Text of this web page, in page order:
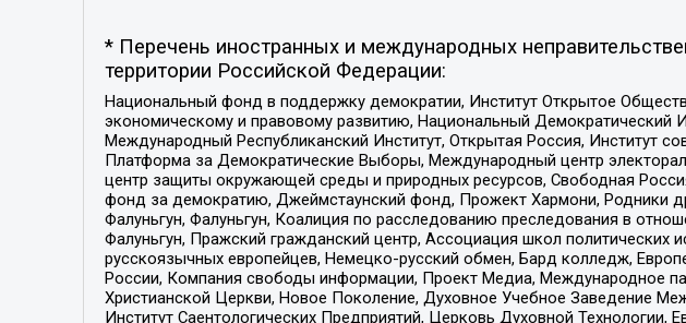
* Перечень иностранных и международных
территории Российской Федерации:
Национальный фонд в поддержку демократии, Институт Открытое
экономическому и правовому развитию, Национальный Демократический
Международный Республиканский Институт, Открытая Россия, Институт
Платформа за Демократические Выборы, Международный центр
центр защиты окружающей среды и природных ресурсов, Свободная
фонд за демократию, Джеймстаунский фонд, Прожект Хармони, Родники
Фалуньгун, Фалуньгун, Коалиция по расследованию преследования в
Фалуньгун, Пражский гражданский центр, Ассоциация школ
русскоязычных европейцев, Немецко-русский обмен, Бард колледж,
России, Компания свободы информации, Проект Медиа, Международное
Христианской Церкви, Новое Поколение, Духовное Учебное Заведение
Институт Саентологических Предприятий, Церковь Духовной